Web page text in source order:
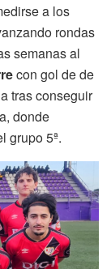
a los
rondas
semanas al
con gol de de
tras conseguir
donde
grupo 5ª.